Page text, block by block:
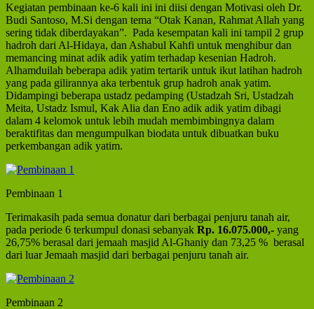
Kegiatan pembinaan ke-6 kali ini ini diisi dengan Motivasi oleh Dr.
Budi Santoso, M.Si dengan tema “Otak Kanan, Rahmat Allah yang
sering tidak diberdayakan”. Pada kesempatan kali ini tampil 2 grup
hadroh dari Al-Hidaya, dan Ashabul Kahfi untuk menghibur dan
memancing minat adik adik yatim terhadap kesenian Hadroh.
Alhamduilah beberapa adik yatim tertarik untuk ikut latihan hadroh
yang pada gilirannya aka terbentuk grup hadroh anak yatim.
Didampingi beberapa ustadz pedamping (Ustadzah Sri, Ustadzah
Meita, Ustadz Ismul, Kak Alia dan Eno adik adik yatim dibagi
dalam 4 kelomok untuk lebih mudah membimbingnya dalam
beraktifitas dan mengumpulkan biodata untuk dibuatkan buku
perkembangan adik yatim.
Pembinaan 1
Terimakasih pada semua donatur dari berbagai penjuru tanah air,
pada periode 6 terkumpul donasi sebanyak Rp. 16.075.000,- yang
26,75% berasal dari jemaah masjid Al-Ghaniy dan 73,25 % berasal
dari luar Jemaah masjid dari berbagai penjuru tanah air.
Pembinaan 2